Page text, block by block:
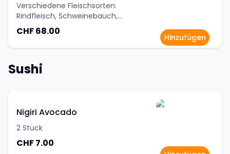
Verschiedene Fleischsorten:
Rindfleisch, Schweinebauch,
Hühnchen Verschiedene Fischsorten:
Garnelen, Lachs, Kimchi, Bohnen,
Kürbis usw.
CHF 68.00
Hinzufügen
Sushi
Nigiri Avocado
2 Stück
CHF 7.00